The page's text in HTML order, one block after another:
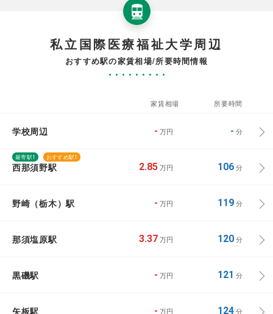
私立国際医療福祉大学周辺
おすすめ駅の家賃相場/所要時間情報
家賃相場 所要時間
学校周辺 - 万円 - 分
最寄駅1 おすすめ駅1
西那須野駅 2.85 万円 106分
野崎（栃木）駅 - 万円 119分
那須塩原駅 3.37 万円 120分
黒磯駅 - 万円 121 分
矢板駅 - 万円 124分